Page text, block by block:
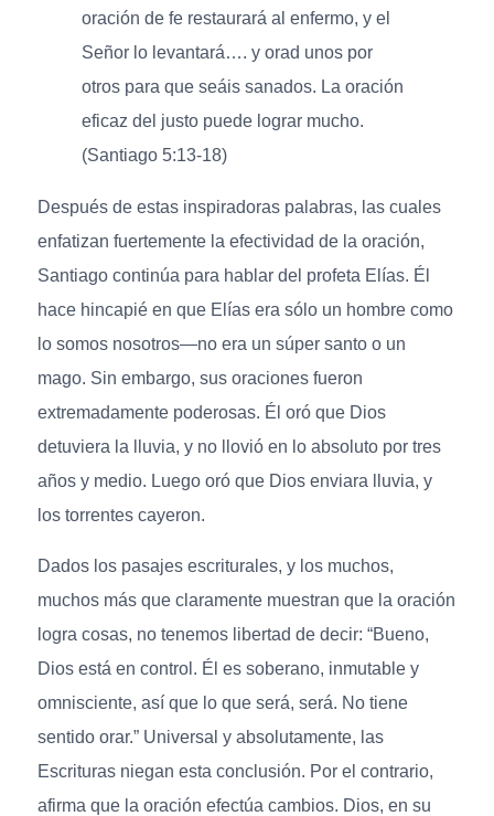
oración de fe restaurará al enfermo, y el
Señor lo levantará…. y orad unos por
otros para que seáis sanados. La oración
eficaz del justo puede lograr mucho.
(Santiago 5:13-18)
Después de estas inspiradoras palabras, las cuales
enfatizan fuertemente la efectividad de la oración,
Santiago continúa para hablar del profeta Elías. Él
hace hincapié en que Elías era sólo un hombre como
lo somos nosotros—no era un súper santo o un
mago. Sin embargo, sus oraciones fueron
extremadamente poderosas. Él oró que Dios
detuviera la lluvia, y no llovió en lo absoluto por tres
años y medio. Luego oró que Dios enviara lluvia, y
los torrentes cayeron.
Dados los pasajes escriturales, y los muchos,
muchos más que claramente muestran que la oración
logra cosas, no tenemos libertad de decir: “Bueno,
Dios está en control. Él es soberano, inmutable y
omnisciente, así que lo que será, será. No tiene
sentido orar.” Universal y absolutamente, las
Escrituras niegan esta conclusión. Por el contrario,
afirma que la oración efectúa cambios. Dios, en su